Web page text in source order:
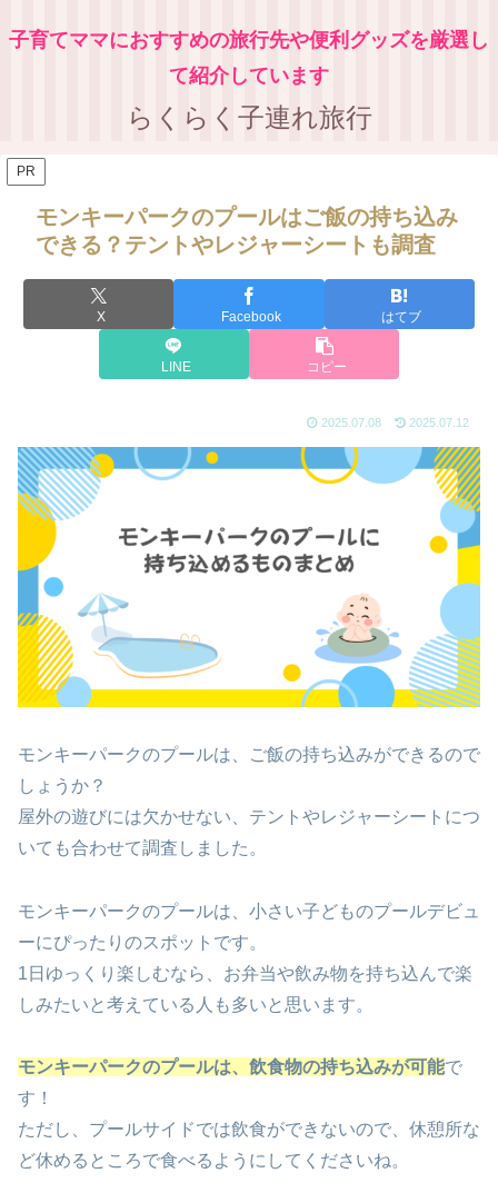
子育てママにおすすめの旅行先や便利グッズを厳選し
て紹介しています
らくらく子連れ旅行
PR
モンキーパークのプールはご飯の持ち込み
できる？テントやレジャーシートも調査
X Facebook はてブ
LINE コピー
2025.07.08 2025.07.12
モンキーパークのプールは、ご飯の持ち込みができるので
しょうか？
屋外の遊びには欠かせない、テントやレジャーシートにつ
いても合わせて調査しました。
モンキーパークのプールは、小さい子どものプールデビュ
ーにぴったりのスポットです。
1日ゆっくり楽しむなら、お弁当や飲み物を持ち込んで楽
しみたいと考えている人も多いと思います。
モンキーパークのプールは、飲食物の持ち込みが可能で
す！
ただし、プールサイドでは飲食ができないので、休憩所な
ど休めるところで食べるようにしてくださいね。